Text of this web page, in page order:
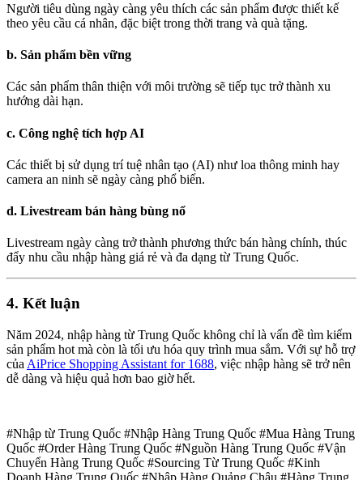
Người tiêu dùng ngày càng yêu thích các sản phẩm được thiết kế
theo yêu cầu cá nhân, đặc biệt trong thời trang và quà tặng.
b. Sản phẩm bền vững
Các sản phẩm thân thiện với môi trường sẽ tiếp tục trở thành xu
hướng dài hạn.
c. Công nghệ tích hợp AI
Các thiết bị sử dụng trí tuệ nhân tạo (AI) như loa thông minh hay
camera an ninh sẽ ngày càng phổ biến.
d. Livestream bán hàng bùng nổ
Livestream ngày càng trở thành phương thức bán hàng chính, thúc
đẩy nhu cầu nhập hàng giá rẻ và đa dạng từ Trung Quốc.
4. Kết luận
Năm 2024, nhập hàng từ Trung Quốc không chỉ là vấn đề tìm kiếm
sản phẩm hot mà còn là tối ưu hóa quy trình mua sắm. Với sự hỗ trợ
của AiPrice Shopping Assistant for 1688, việc nhập hàng sẽ trở nên
dễ dàng và hiệu quả hơn bao giờ hết.
#Nhập từ Trung Quốc #Nhập Hàng Trung Quốc #Mua Hàng Trung
Quốc #Order Hàng Trung Quốc #Nguồn Hàng Trung Quốc #Vận
Chuyển Hàng Trung Quốc #Sourcing Từ Trung Quốc #Kinh
Doanh Hàng Trung Quốc #Nhập Hàng Quảng Châu #Hàng Trung